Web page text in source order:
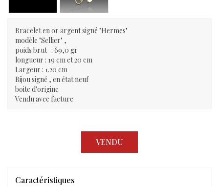
Bracelet en or argent signé "Hermes"
modèle "Sellier" ,
poids brut : 69,0 gr
longueur : 19 cm et 20 cm
Largeur : 1.20 cm
Bijou signé , en état neuf
boite d'origine
Vendu avec facture
VENDU
Caractéristiques